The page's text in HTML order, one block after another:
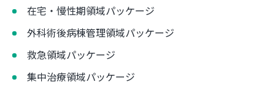
在宅・慢性期領域パッケージ
外科術後病棟管理領域パッケージ
救急領域パッケージ
集中治療領域パッケージ